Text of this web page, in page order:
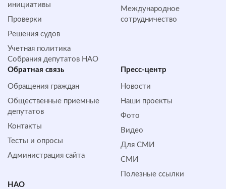
инициативы
Проверки
Решения судов
Учетная политика
Собрания депутатов НАО
Международное
сотрудничество
Обратная cвязь
Обращения граждан
Общественные приемные
депутатов
Контакты
Тесты и опросы
Администрация сайта
Пресс-центр
Новости
Наши проекты
Фото
Видео
Для СМИ
СМИ
Полезные ссылки
НАО